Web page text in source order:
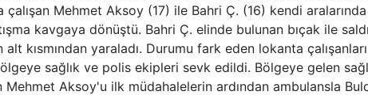
çalışan Mehmet Aksoy (17) ile Bahri Ç. (16) kendi
kavgaya dönüştü. Bahri Ç. elinde bulunan bıçak ile
alt kısmından yaraladı. Durumu fark eden lokanta
sağlık ve polis ekipleri sevk edildi. Bölgeye gelen
Mehmet Aksoy'u ilk müdahalelerin ardından ambulansla